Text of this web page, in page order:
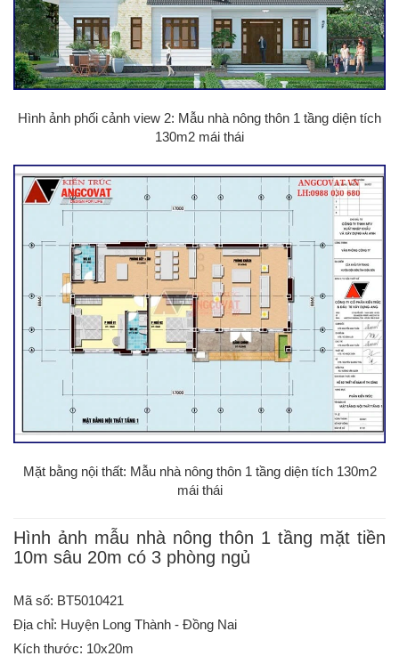
Hình ảnh phối cảnh view 2: Mẫu nhà nông thôn 1 tầng diện tích
130m2 mái thái
Mặt bằng nội thất: Mẫu nhà nông thôn 1 tầng diện tích 130m2
mái thái
Hình ảnh mẫu nhà nông thôn 1 tầng mặt tiền
10m sâu 20m có 3 phòng ngủ
Mã số: BT5010421
Địa chỉ: Huyện Long Thành - Đồng Nai
Kích thước: 10x20m